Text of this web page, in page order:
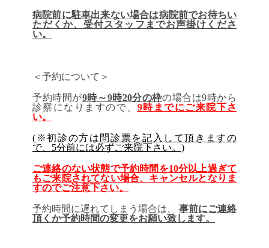
病院前に駐車出来ない場合は病院前でお待ちい
ただくか、受付スタッフまでお声掛けくださ
い。
＜予約について＞
予約時間が9時～9時20分の枠の場合は9時から
診察になりますので、 9時までにご来院下さ
い。
(※初診の方は 問診票を記入して頂きますの
で、5分前には必ずご来院下さい。)
ご連絡のない状態で予約時間を10分以上過ぎて
もご来院されてない場合、 キャンセルとなりま
すのでご注意下さい。
予約時間に遅れてしまう場合は、 事前にご連絡
頂くか予約時間の変更をお願い致します。